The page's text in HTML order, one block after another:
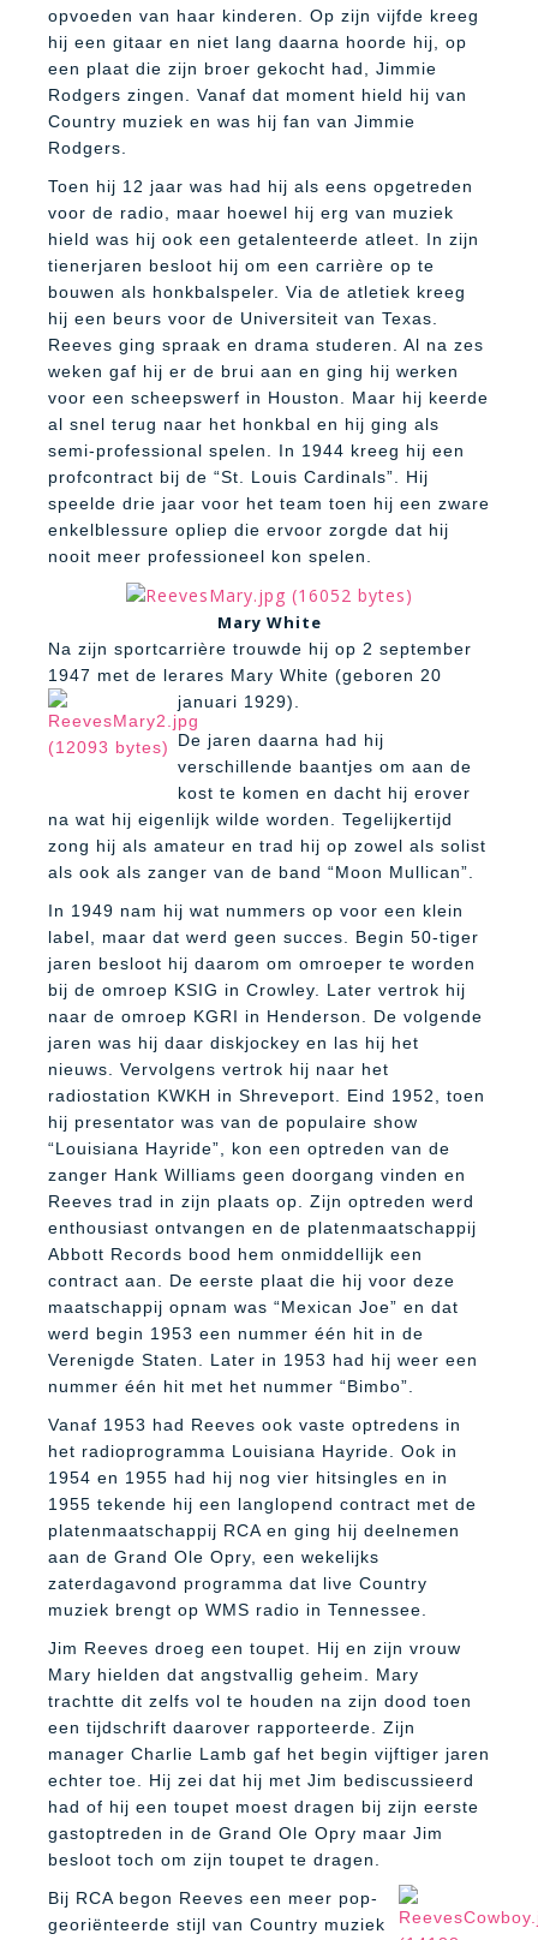
opvoeden van haar kinderen. Op zijn vijfde kreeg
hij een gitaar en niet lang daarna hoorde hij, op
een plaat die zijn broer gekocht had, Jimmie
Rodgers zingen. Vanaf dat moment hield hij van
Country muziek en was hij fan van Jimmie
Rodgers.
Toen hij 12 jaar was had hij als eens opgetreden
voor de radio, maar hoewel hij erg van muziek
hield was hij ook een getalenteerde atleet. In zijn
tienerjaren besloot hij om een carrière op te
bouwen als honkbalspeler. Via de atletiek kreeg
hij een beurs voor de Universiteit van Texas.
Reeves ging spraak en drama studeren. Al na zes
weken gaf hij er de brui aan en ging hij werken
voor een scheepswerf in Houston. Maar hij keerde
al snel terug naar het honkbal en hij ging als
semi-professional spelen. In 1944 kreeg hij een
profcontract bij de “St. Louis Cardinals”. Hij
speelde drie jaar voor het team toen hij een zware
enkelblessure opliep die ervoor zorgde dat hij
nooit meer professioneel kon spelen.
Mary White
Na zijn sportcarrière trouwde hij op 2 september
1947 met de lerares Mary White (geboren 20
januari 1929).
De jaren daarna had hij
verschillende baantjes om aan de
kost te komen en dacht hij erover
na wat hij eigenlijk wilde worden. Tegelijkertijd
zong hij als amateur en trad hij op zowel als solist
als ook als zanger van de band “Moon Mullican”.
In 1949 nam hij wat nummers op voor een klein
label, maar dat werd geen succes. Begin 50-tiger
jaren besloot hij daarom om omroeper te worden
bij de omroep KSIG in Crowley. Later vertrok hij
naar de omroep KGRI in Henderson. De volgende
jaren was hij daar diskjockey en las hij het
nieuws. Vervolgens vertrok hij naar het
radiostation KWKH in Shreveport. Eind 1952, toen
hij presentator was van de populaire show
“Louisiana Hayride”, kon een optreden van de
zanger Hank Williams geen doorgang vinden en
Reeves trad in zijn plaats op. Zijn optreden werd
enthousiast ontvangen en de platenmaatschappij
Abbott Records bood hem onmiddellijk een
contract aan. De eerste plaat die hij voor deze
maatschappij opnam was “Mexican Joe” en dat
werd begin 1953 een nummer één hit in de
Verenigde Staten. Later in 1953 had hij weer een
nummer één hit met het nummer “Bimbo”.
Vanaf 1953 had Reeves ook vaste optredens in
het radioprogramma Louisiana Hayride. Ook in
1954 en 1955 had hij nog vier hitsingles en in
1955 tekende hij een langlopend contract met de
platenmaatschappij RCA en ging hij deelnemen
aan de Grand Ole Opry, een wekelijks
zaterdagavond programma dat live Country
muziek brengt op WMS radio in Tennessee.
Jim Reeves droeg een toupet. Hij en zijn vrouw
Mary hielden dat angstvallig geheim. Mary
trachtte dit zelfs vol te houden na zijn dood toen
een tijdschrift daarover rapporteerde. Zijn
manager Charlie Lamb gaf het begin vijftiger jaren
echter toe. Hij zei dat hij met Jim bediscussieerd
had of hij een toupet moest dragen bij zijn eerste
gastoptreden in de Grand Ole Opry maar Jim
besloot toch om zijn toupet te dragen.
Bij RCA begon Reeves een meer pop-
georiënteerde stijl van Country muziek